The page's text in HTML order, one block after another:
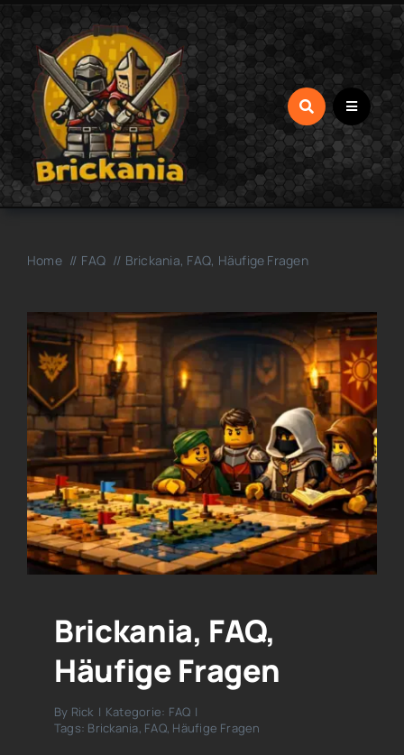
Zum
Inhalt
springen
Home FAQ Brickania, FAQ, Häufige Fragen
Brickania, FAQ,
Häufige Fragen
By Rick | Kategorie: FAQ |
Tags: Brickania, FAQ, Häufige Fragen